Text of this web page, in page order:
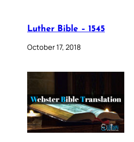
Luther Bible – 1545
October 17, 2018